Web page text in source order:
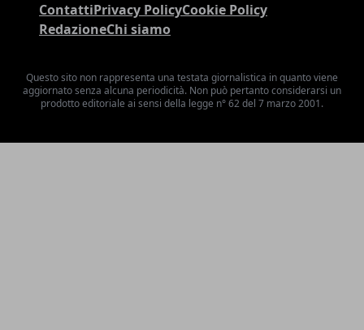
ContattiPrivacy PolicyCookie Policy
RedazioneChi siamo
Questo sito non rappresenta una testata giornalistica in quanto viene
aggiornato senza alcuna periodicità. Non può pertanto considerarsi un
prodotto editoriale ai sensi della legge n° 62 del 7 marzo 2001.